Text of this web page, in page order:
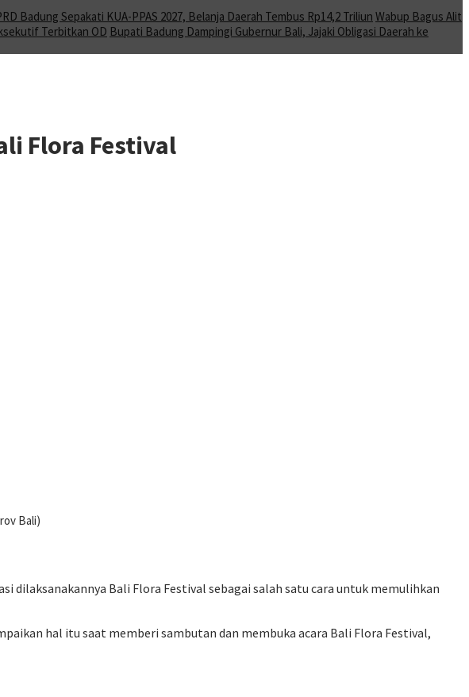
Badung Sepakati KUA-PPAS 2027, Belanja Daerah Tembus Rp14,2 Triliun Wabup Bagus Alit
Terbitkan OD Bupati Badung Dampingi Gubernur Bali, Jajaki Obligasi Daerah ke
Flora Festival
Bali)
dilaksanakannya Bali Flora Festival sebagai salah satu cara untuk memulihkan
hal itu saat memberi sambutan dan membuka acara Bali Flora Festival,